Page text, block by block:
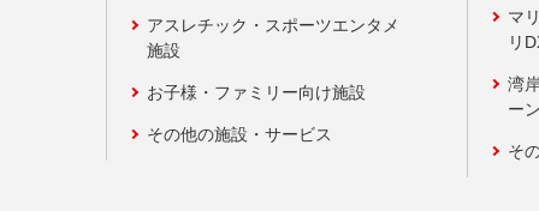
アスレチック・スポーツエンタメ
施設
お子様・ファミリー向け施設
その他の施設・サービス
マ
リ
湾
ー
そ